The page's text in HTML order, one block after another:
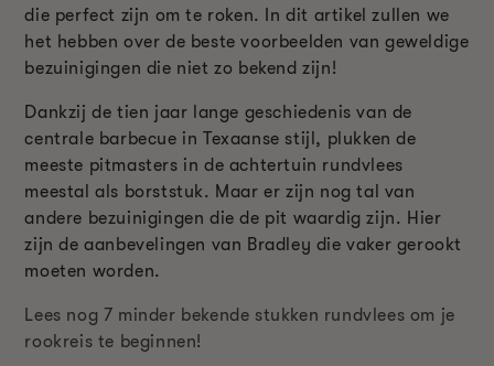
die perfect zijn om te roken. In dit artikel zullen we
het hebben over de beste voorbeelden van geweldige
bezuinigingen die niet zo bekend zijn!
Dankzij de tien jaar lange geschiedenis van de
centrale barbecue in Texaanse stijl, plukken de
meeste pitmasters in de achtertuin rundvlees
meestal als borststuk. Maar er zijn nog tal van
andere bezuinigingen die de pit waardig zijn. Hier
zijn de aanbevelingen van Bradley die vaker gerookt
moeten worden.
Lees nog 7 minder bekende stukken rundvlees om je
rookreis te beginnen!